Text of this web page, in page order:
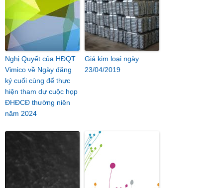
Nghị Quyết của HĐQT
Vimico về Ngày đăng
ký cuối cùng để thực
hiện tham dự cuộc họp
ĐHĐCĐ thường niên
năm 2024
Giá kim loại ngày
23/04/2019